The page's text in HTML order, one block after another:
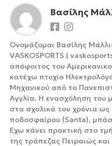
Βασίλης
Ονομάζομαι Βασίλης
VASKOSPORTS |
απόφοιτος του
κατέχω πτυχίο
Μηχανικού από το
Αγγλία. Η ενασχόληση του
στα σχολικά του χρόνια
ποδοσφαίρου (Santa),
Έχω κάνει πρακτική στο
της τράπεζας Πειραιώς